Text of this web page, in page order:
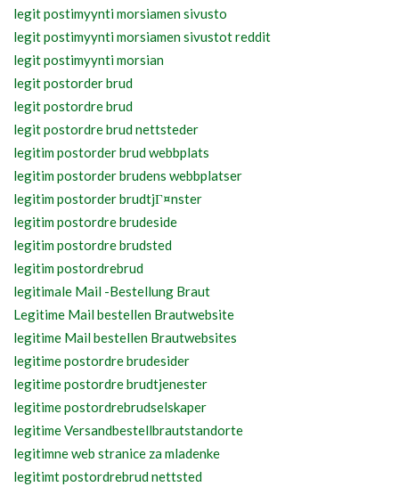
legit postimyynti morsiamen sivusto
legit postimyynti morsiamen sivustot reddit
legit postimyynti morsian
legit postorder brud
legit postordre brud
legit postordre brud nettsteder
legitim postorder brud webbplats
legitim postorder brudens webbplatser
legitim postorder brudtjГ¤nster
legitim postordre brudeside
legitim postordre brudsted
legitim postordrebrud
legitimale Mail -Bestellung Braut
Legitime Mail bestellen Brautwebsite
legitime Mail bestellen Brautwebsites
legitime postordre brudesider
legitime postordre brudtjenester
legitime postordrebrudselskaper
legitime Versandbestellbrautstandorte
legitimne web stranice za mladenke
legitimt postordrebrud nettsted